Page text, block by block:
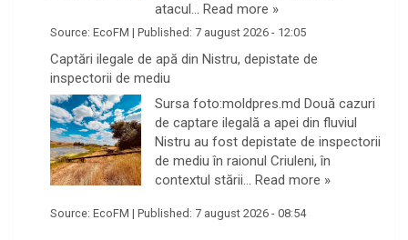
atacul… Read more »
Source: EcoFM | Published: 7 august 2026 - 12:05
Captări ilegale de apă din Nistru, depistate de
inspectorii de mediu
Sursa foto:moldpres.md Două cazuri
de captare ilegală a apei din fluviul
Nistru au fost depistate de inspectorii
de mediu în raionul Criuleni, în
contextul stării… Read more »
Source: EcoFM | Published: 7 august 2026 - 08:54